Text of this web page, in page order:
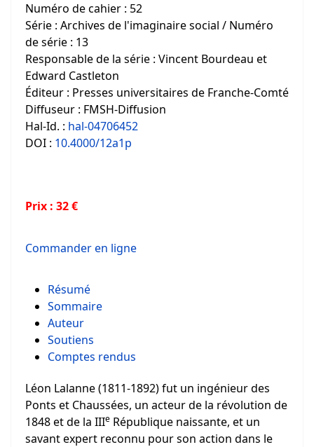
Numéro de cahier : 52
Série : Archives de l'imaginaire social / Numéro
de série : 13
Responsable de la série : Vincent Bourdeau et
Edward Castleton
Éditeur : Presses universitaires de Franche-Comté
Diffuseur : FMSH-Diffusion
Hal-Id. : hal-04706452
DOI : 10.4000/12a1p
Prix : 32 €
Commander en ligne
Résumé
Sommaire
Auteur
Soutiens
Comptes rendus
Léon Lalanne (1811-1892) fut un ingénieur des
Ponts et Chaussées, un acteur de la révolution de
1848 et de la IIIe République naissante, et un
savant expert reconnu pour son action dans le